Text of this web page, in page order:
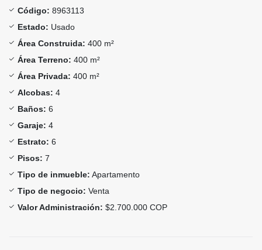
Código: 8963113
Estado: Usado
Área Construida: 400 m²
Área Terreno: 400 m²
Área Privada: 400 m²
Alcobas: 4
Baños: 6
Garaje: 4
Estrato: 6
Pisos: 7
Tipo de inmueble: Apartamento
Tipo de negocio: Venta
Valor Administración: $2.700.000 COP